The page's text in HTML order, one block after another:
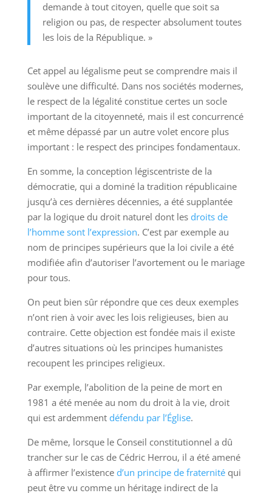
demande à tout citoyen, quelle que soit sa
religion ou pas, de respecter absolument toutes
les lois de la République. »
Cet appel au légalisme peut se comprendre mais il
soulève une difficulté. Dans nos sociétés modernes,
le respect de la légalité constitue certes un socle
important de la citoyenneté, mais il est concurrencé
et même dépassé par un autre volet encore plus
important : le respect des principes fondamentaux.
En somme, la conception légiscentriste de la
démocratie, qui a dominé la tradition républicaine
jusqu’à ces dernières décennies, a été supplantée
par la logique du droit naturel dont les droits de
l’homme sont l’expression. C’est par exemple au
nom de principes supérieurs que la loi civile a été
modifiée afin d’autoriser l’avortement ou le mariage
pour tous.
On peut bien sûr répondre que ces deux exemples
n’ont rien à voir avec les lois religieuses, bien au
contraire. Cette objection est fondée mais il existe
d’autres situations où les principes humanistes
recoupent les principes religieux.
Par exemple, l’abolition de la peine de mort en
1981 a été menée au nom du droit à la vie, droit
qui est ardemment défendu par l’Église.
De même, lorsque le Conseil constitutionnel a dû
trancher sur le cas de Cédric Herrou, il a été amené
à affirmer l’existence d’un principe de fraternitéqui
peut être vu comme un héritage indirect de la